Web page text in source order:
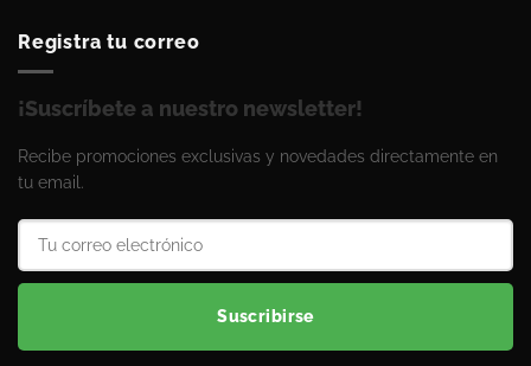
Registra tu correo
¡Suscríbete a nuestro newsletter!
Recibe promociones exclusivas y novedades directamente en
tu email.
Suscribirse